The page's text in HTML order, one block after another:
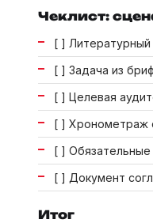
Чеклист:
[ ] Литературный
[ ] Задача из
[ ] Целевая
[ ] Хронометраж
[ ] Обязательные
[ ] Документ
Итог